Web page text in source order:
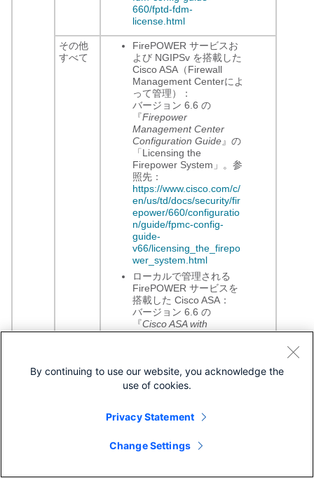
660/fptd-fdm-
license.html
その他
すべて
FirePOWER サービスお
よび NGIPSv を搭載した
Cisco ASA（Firewall
Management Centerによ
って管理）：
バージョン 6.6 の
『Firepower
Management Center
Configuration Guide』の
「Licensing the
Firepower System」。参
照先：
https://www.cisco.com/c/
en/us/td/docs/security/fir
epower/660/configuratio
n/guide/fpmc-config-
guide-
v66/licensing_the_firepo
wer_system.html
ローカルで管理される
FirePOWER サービスを
搭載した Cisco ASA：
バージョン 6.6 の
『Cisco ASA with
FirePOWER Services
「Licensing the ASA
FirePOWER Module」。
en/us/td/docs/security/fir
services/asafps-local-
mgmt-config-guide-
By continuing to use our website, you acknowledge the
use of cookies.
Privacy Statement
Change Settings